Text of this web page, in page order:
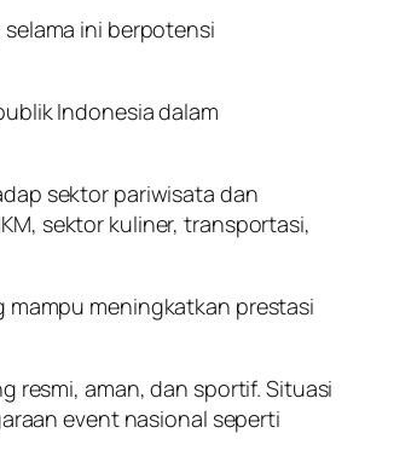
ini berpotensi
Indonesia dalam
sektor pariwisata dan
sektor kuliner, transportasi,
mampu meningkatkan prestasi
resmi, aman, dan sportif. Situasi
event nasional seperti